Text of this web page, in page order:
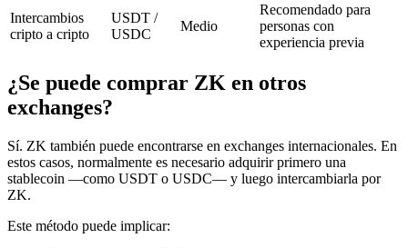
Intercambios
cripto a cripto
USDT /
USDC
Medio
Recomendado para
personas con
experiencia previa
¿Se puede comprar ZK en otros
exchanges?
Sí. ZK también puede encontrarse en exchanges internacionales. En
estos casos, normalmente es necesario adquirir primero una
stablecoin —como USDT o USDC— y luego intercambiarla por
ZK.
Este método puede implicar: